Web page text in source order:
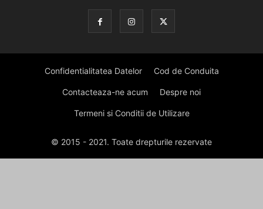
Confidentialitatea Datelor Cod de Conduita
Contacteaza-ne acum Despre noi
Termeni si Conditii de Utilizare
© 2015 - 2021. Toate drepturile rezervate